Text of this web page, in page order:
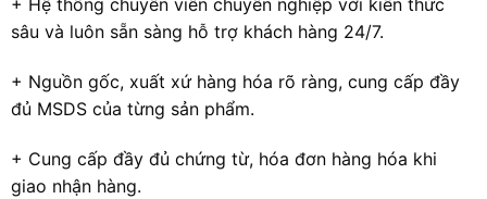
+ Hệ thống chuyên viên chuyên nghiệp với kiến thức
sâu và luôn sẵn sàng hỗ trợ khách hàng 24/7.
+ Nguồn gốc, xuất xứ hàng hóa rõ ràng, cung cấp đầy
đủ MSDS của từng sản phẩm.
+ Cung cấp đầy đủ chứng từ, hóa đơn hàng hóa khi
giao nhận hàng.